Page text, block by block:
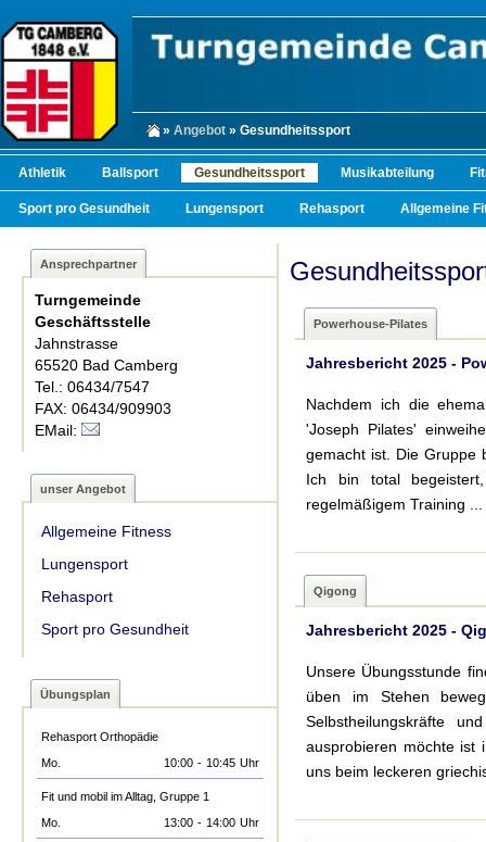
» Angebot » Gesundheitssport
Athletik Ballsport Gesundheitssport Musikabteilung
Sport pro Gesundheit Lungensport Rehasport Allgemeine
Ansprechpartner
Turngemeinde
Geschäftsstelle
Jahnstrasse
65520 Bad Camberg
Tel.: 06434/7547
FAX: 06434/909903
EMail:
unser Angebot
Allgemeine Fitness
Lungensport
Rehasport
Sport pro Gesundheit
Übungsplan
Rehasport Orthopädie
Mo.
10:00 - 10:45 Uhr
Fit und mobil im Alltag, Gruppe 1
Mo.
13:00 - 14:00 Uhr
Powerhouse-Pilates
Jahresbericht 2025 -
Nachdem ich die
'Joseph Pilates'
gemacht ist. Die Gruppe
Ich bin total
regelmäßigem Training ...
Qigong
Jahresbericht 2025 -
Unsere Übungsstunde
üben im Stehen
Selbstheilungskräfte
ausprobieren möchte ist
uns beim leckeren